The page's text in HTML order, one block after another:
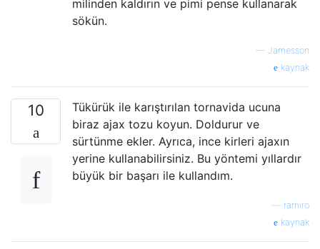
milinden kaldırın ve pimi pense kullanarak
sökün.
— Jamesson
kaynak
10
Tükürük ile karıştırılan tornavida ucuna
biraz ajax tozu koyun. Doldurur ve
sürtünme ekler. Ayrıca, ince kirleri ajaxın
yerine kullanabilirsiniz. Bu yöntemi yıllardır
büyük bir başarı ile kullandım.
ramiro
kaynak